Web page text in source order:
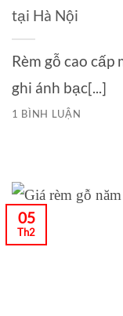
tại Hà Nội
Rèm gỗ cao cấp
ghi ánh bạc[...]
1 BÌNH LUẬN
05
Th2